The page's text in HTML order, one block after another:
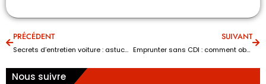
PRÉCÉDENT
Secrets d’entretien voiture : astuces faciles pour préserver votre auto
SUIVANT
Emprunter sans CDI : comment obtenir un crédit à la consommation
Nous suivre